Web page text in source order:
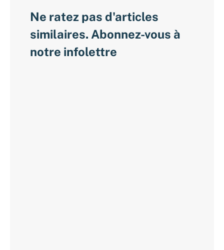
Ne ratez pas d'articles
similaires. Abonnez-vous à
notre infolettre